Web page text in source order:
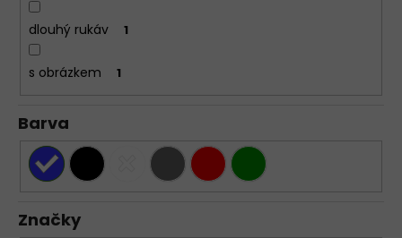
dlouhý rukáv 1
s obrázkem 1
Barva
Značky